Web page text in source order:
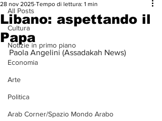
All Posts
Cultura
Notizie in primo piano
Economia
Arte
Politica
Arab Corner/Spazio Mondo Arabo
Libano: aspettando il
Papa
28 nov 2025 Tempo di lettura: 1 min
Paola Angelini (Assadakah News)